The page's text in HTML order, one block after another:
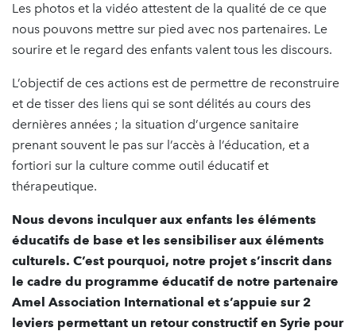
Les photos et la vidéo attestent de la qualité de ce que
nous pouvons mettre sur pied avec nos partenaires. Le
sourire et le regard des enfants valent tous les discours.
L’objectif de ces actions est de permettre de reconstruire
et de tisser des liens qui se sont délités au cours des
dernières années ; la situation d’urgence sanitaire
prenant souvent le pas sur l’accès à l’éducation, et a
fortiori sur la culture comme outil éducatif et
thérapeutique.
Nous devons inculquer aux enfants les éléments
éducatifs de base et les sensibiliser aux éléments
culturels. C’est pourquoi, notre projet s’inscrit dans
le cadre du programme éducatif de notre partenaire
Amel Association International et s’appuie sur 2
leviers permettant un retour constructif en Syrie pour